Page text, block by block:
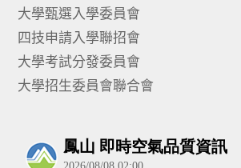
大學甄選入學委員會
四技申請入學聯招會
大學考試分發委員會
大學招生委員會聯合會